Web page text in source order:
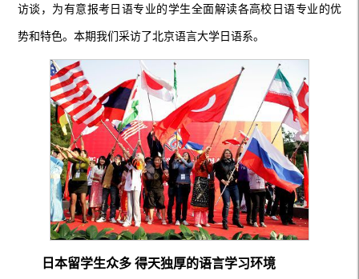
访谈，为有意报考日语专业的学生全面解读各高校日语专业的优
势和特色。本期我们采访了北京语言大学日语系。
日本留学生众多 得天独厚的语言学习环境